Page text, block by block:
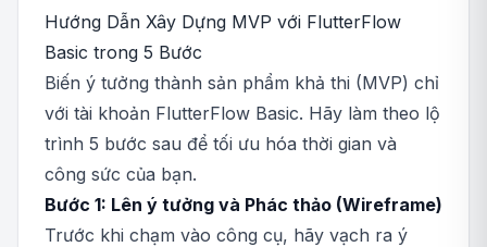
Hướng Dẫn Xây Dựng MVP với FlutterFlow
Basic trong 5 Bước
Biến ý tưởng thành sản phẩm khả thi (MVP) chỉ
với tài khoản FlutterFlow Basic. Hãy làm theo lộ
trình 5 bước sau để tối ưu hóa thời gian và
công sức của bạn.
Bước 1: Lên ý tưởng và Phác thảo (Wireframe)
Trước khi chạm vào công cụ, hãy vạch ra ý